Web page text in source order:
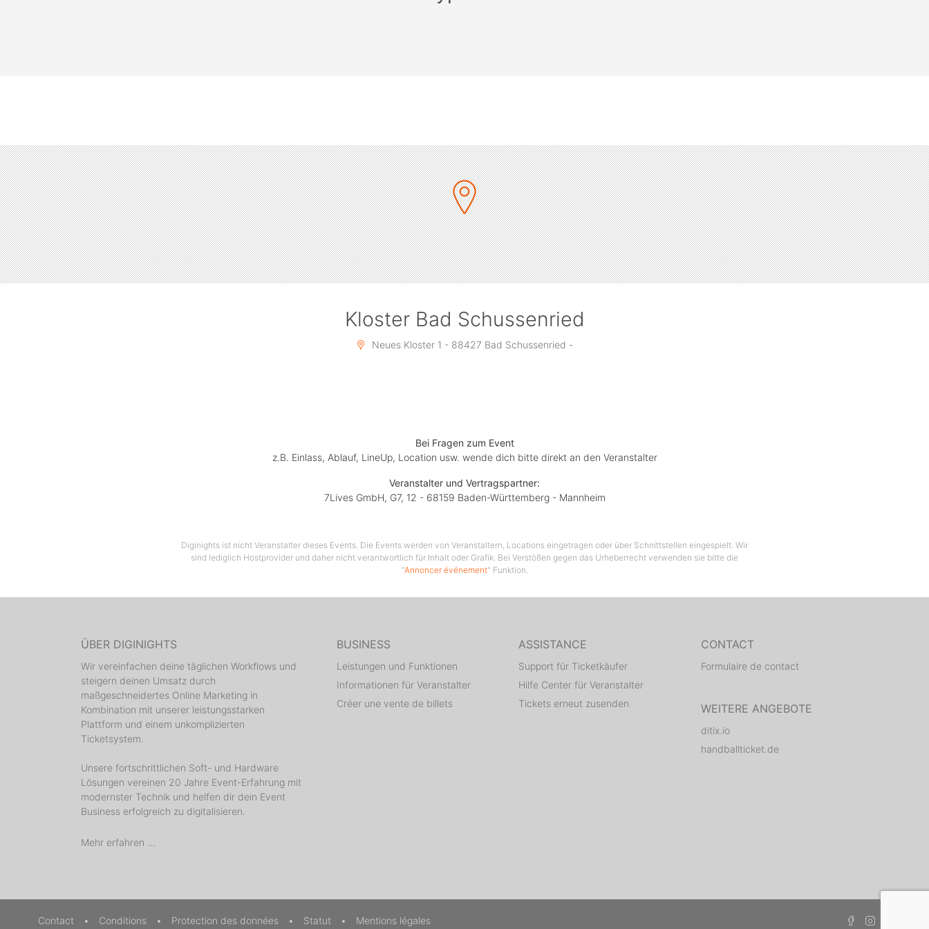
Kloster Bad Schussenried
Neues Kloster 1 - 88427 Bad Schussenried -
Bei Fragen zum Event
z.B. Einlass, Ablauf, LineUp, Location usw. wende dich bitte direkt an den Veranstalter
Veranstalter und Vertragspartner:
7Lives GmbH, G7, 12 - 68159 Baden-Württemberg - Mannheim
Diginights ist nicht Veranstalter dieses Events. Die Events werden von Veranstaltern, Locations eingetragen oder über Schnittstellen eingespielt. Wir
sind lediglich Hostprovider und daher nicht verantwortlich für Inhalt oder Grafik. Bei Verstößen gegen das Urheberrecht verwenden sie bitte die
"Annoncer événement" Funktion.
ÜBER DIGINIGHTS
Wir vereinfachen deine täglichen Workflows und
steigern deinen Umsatz durch
maßgeschneidertes Online Marketing in
Kombination mit unserer leistungsstarken
Plattform und einem unkomplizierten
Ticketsystem.
Unsere fortschrittlichen Soft- und Hardware
Lösungen vereinen 20 Jahre Event-Erfahrung mit
modernster Technik und helfen dir dein Event
Business erfolgreich zu digitalisieren.
Mehr erfahren ...
BUSINESS
Leistungen und Funktionen
Informationen für Veranstalter
Créer une vente de billets
ASSISTANCE
Support für Ticketkäufer
Hilfe Center für Veranstalter
Tickets erneut zusenden
CONTACT
Formulaire de contact
WEITERE ANGEBOTE
ditix.io
handballticket.de
Contact • Conditions • Protection des données • Statut • Mentions légales